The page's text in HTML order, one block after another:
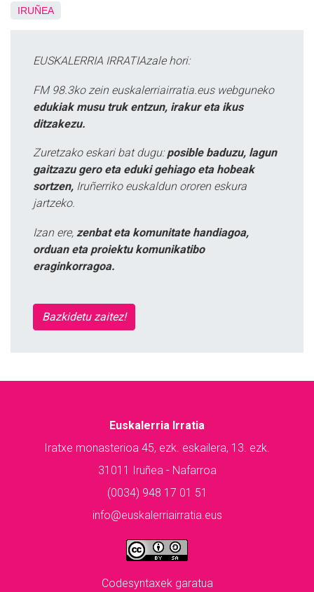
IRUÑEA
EUSKALERRIA IRRATIAzale hori:
FM 98.3ko zein euskalerriairratia.eus webguneko
edukiak musu truk entzun, irakur eta ikus
ditzakezu.
Zuretzako eskari bat dugu: posible baduzu, lagun
gaitzazu gero eta eduki gehiago eta hobeak
sortzen, Iruñerriko euskaldun ororen eskura
jartzeko.
Izan ere, zenbat eta komunitate handiagoa,
orduan eta proiektu komunikatibo
eraginkorragoa.
Bazkidetu zaitez!
Euskalerria Irratia
Iratxe monasterioa 45, ezk. eskailera, 13. ezk.
31011 Iruñea - Nafarroa
(0034) 948 17 01 51
info@euskalerriairratia.eus
Codesyntaxek garatua